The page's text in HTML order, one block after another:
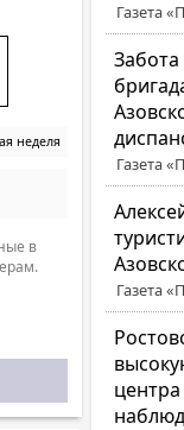
Газета
Газета
Газета
неделя
в